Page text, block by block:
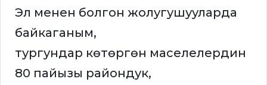
Эл менен болгон жолугушууларда
байкаганым,
тургундар көтөргөн маселелердин
80 пайызы райондук,